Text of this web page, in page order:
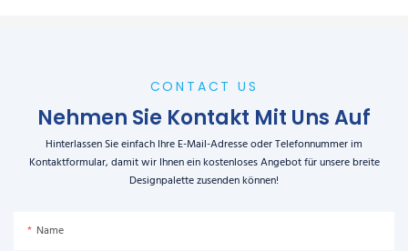
CONTACT US
Nehmen Sie Kontakt Mit Uns Auf
Hinterlassen Sie einfach Ihre E-Mail-Adresse oder Telefonnummer im
Kontaktformular, damit wir Ihnen ein kostenloses Angebot für unsere breite
Designpalette zusenden können!
Name